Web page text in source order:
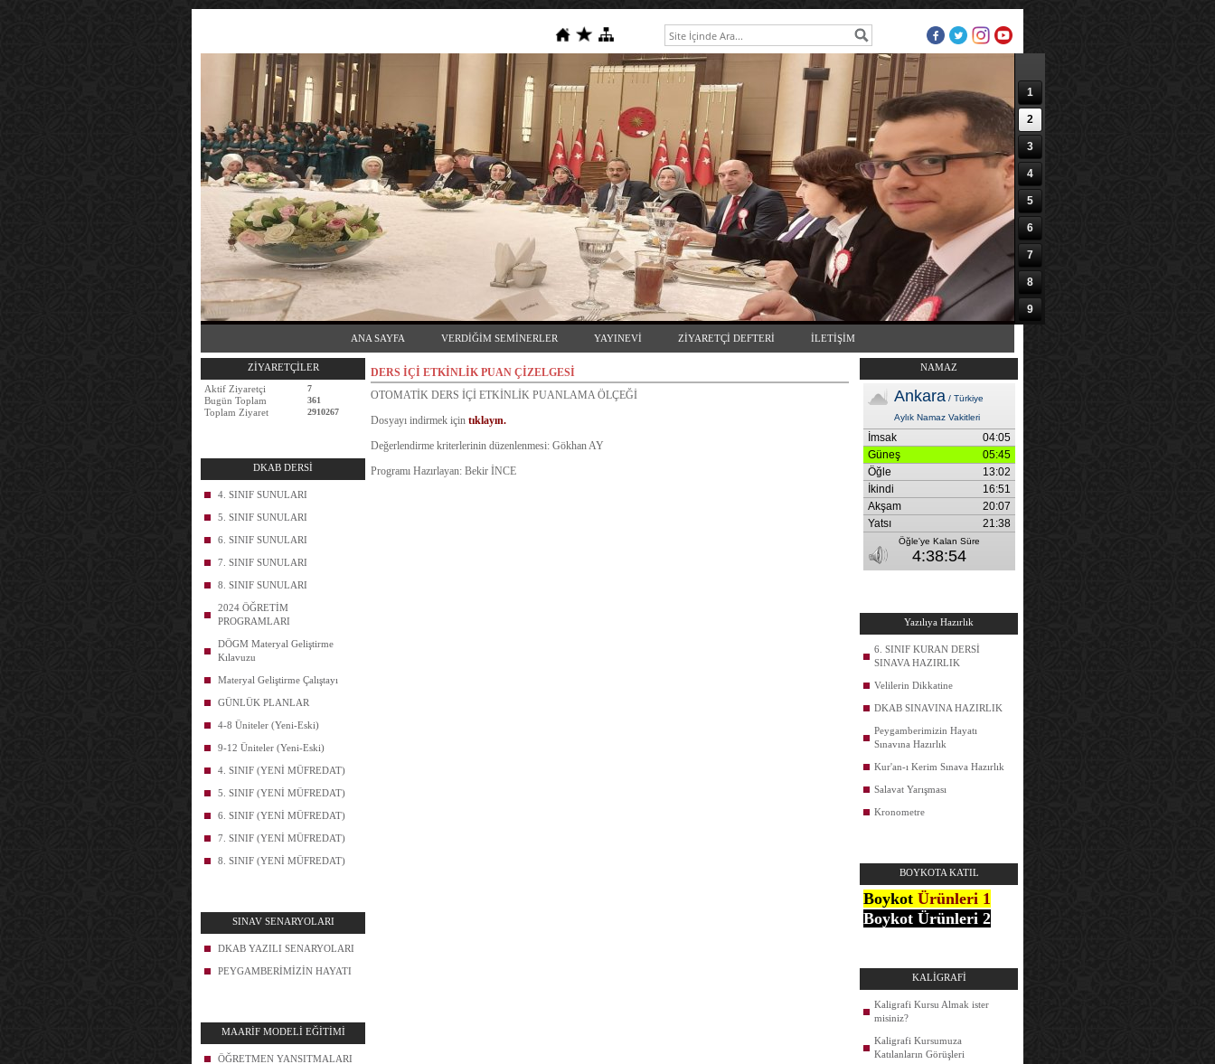
1
2
3
4
5
6
7
8
9
ANA SAYFA VERDİĞİM SEMİNERLER YAYINEVİ ZİYARETÇİ DEFTERİ İLETİŞİM
ZİYARETÇİLER
Aktif Ziyaretçi
7
Bugün Toplam 361
Toplam Ziyaret 2910267
DKAB DERSİ
4. SINIF SUNULARI
5. SINIF SUNULARI
6. SINIF SUNULARI
7. SINIF SUNULARI
8. SINIF SUNULARI
2024 ÖĞRETİM
PROGRAMLARI
DÖGM Materyal Geliştirme
Kılavuzu
Materyal Geliştirme Çalıştayı
GÜNLÜK PLANLAR
4-8 Üniteler (Yeni-Eski)
9-12 Üniteler (Yeni-Eski)
4. SINIF (YENİ MÜFREDAT)
5. SINIF (YENİ MÜFREDAT)
6. SINIF (YENİ MÜFREDAT)
7. SINIF (YENİ MÜFREDAT)
8. SINIF (YENİ MÜFREDAT)
SINAV SENARYOLARI
DKAB YAZILI SENARYOLARI
PEYGAMBERİMİZİN HAYATI
MAARİF MODELİ EĞİTİMİ
ÖĞRETMEN YANSITMALARI
DERS İÇİ ETKİNLİK PUAN ÇİZELGESİ
OTOMATİK DERS İÇİ ETKİNLİK PUANLAMA ÖLÇEĞİ
Dosyayı indirmek için tıklayın.
Değerlendirme kriterlerinin düzenlenmesi: Gökhan AY
Programı Hazırlayan: Bekir İNCE
NAMAZ
Yazılıya Hazırlık
6. SINIF KURAN DERSİ
SINAVA HAZIRLIK
Velilerin Dikkatine
DKAB SINAVINA HAZIRLIK
Peygamberimizin Hayatı
Sınavına Hazırlık
Kur'an-ı Kerim Sınava Hazırlık
Salavat Yarışması
Kronometre
BOYKOTA KATIL
Boykot Ürünleri 1
Boykot Ürünleri 2
KALİGRAFİ
Kaligrafi Kursu Almak ister
misiniz?
Kaligrafi Kursumuza
Katılanların Görüşleri